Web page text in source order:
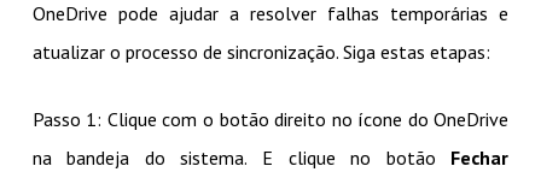
OneDrive pode ajudar a resolver falhas temporárias e
atualizar o processo de sincronização. Siga estas etapas:
Passo 1: Clique com o botão direito no ícone do OneDrive
na bandeja do sistema. E clique no botão Fechar